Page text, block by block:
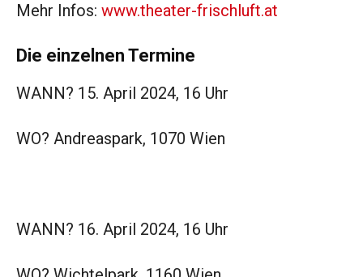
Mehr Infos: www.theater-frischluft.at
Die einzelnen Termine
WANN? 15. April 2024, 16 Uhr
WO? Andreaspark, 1070 Wien
WANN? 16. April 2024, 16 Uhr